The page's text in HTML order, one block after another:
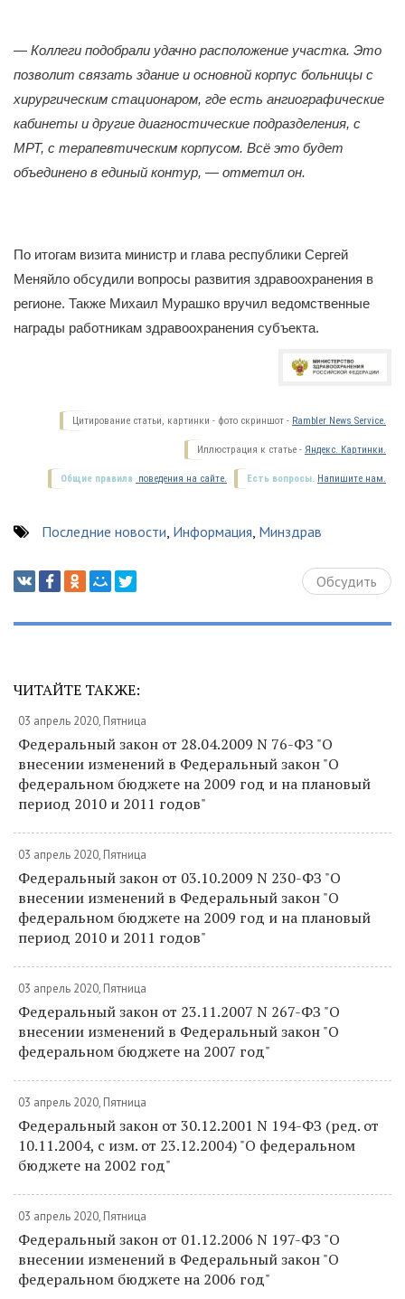
— Коллеги подобрали удачно расположение участка. Это
позволит связать здание и основной корпус больницы с
хирургическим стационаром, где есть ангиографические
кабинеты и другие диагностические подразделения, с
МРТ, с терапевтическим корпусом. Всё это будет
объединено в единый контур, — отметил он.
По итогам визита министр и глава республики Сергей
Меняйло обсудили вопросы развития здравоохранения в
регионе. Также Михаил Мурашко вручил ведомственные
награды работникам здравоохранения субъекта.
Цитирование статьи, картинки - фото скриншот - Rambler News Service.
Иллюстрация к статье - Яндекс. Картинки.
Есть вопросы. Напишите нам.
Общие правила поведения на сайте.
Последние новости, Информация, Минздрав
Обсудить
ЧИТАЙТЕ ТАКЖЕ:
03 апрель 2020, Пятница
Федеральный закон от 28.04.2009 N 76-ФЗ "О
внесении изменений в Федеральный закон "О
федеральном бюджете на 2009 год и на плановый
период 2010 и 2011 годов"
03 апрель 2020, Пятница
Федеральный закон от 03.10.2009 N 230-ФЗ "О
внесении изменений в Федеральный закон "О
федеральном бюджете на 2009 год и на плановый
период 2010 и 2011 годов"
03 апрель 2020, Пятница
Федеральный закон от 23.11.2007 N 267-ФЗ "О
внесении изменений в Федеральный закон "О
федеральном бюджете на 2007 год"
03 апрель 2020, Пятница
Федеральный закон от 30.12.2001 N 194-ФЗ (ред. от
10.11.2004, с изм. от 23.12.2004) "О федеральном
бюджете на 2002 год"
03 апрель 2020, Пятница
Федеральный закон от 01.12.2006 N 197-ФЗ "О
внесении изменений в Федеральный закон "О
федеральном бюджете на 2006 год"